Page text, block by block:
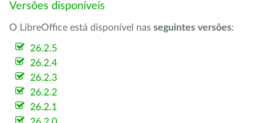
Versões disponíveis
O LibreOffice está disponível nas seguintes versões:
26.2.5
26.2.4
26.2.3
26.2.2
26.2.1